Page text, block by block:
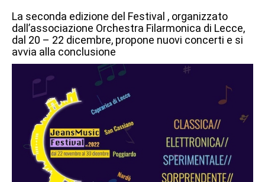
La seconda edizione del Festival , organizzato
dall’associazione Orchestra Filarmonica di Lecce,
dal 20 – 22 dicembre, propone nuovi concerti e si
avvia alla conclusione